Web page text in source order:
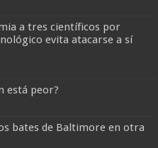
a tres científicos por
evita atacarse a sí
está peor?
bates de Baltimore en otra